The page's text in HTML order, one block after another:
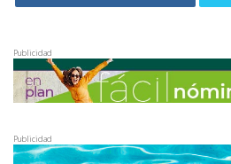
Publicidad
Publicidad